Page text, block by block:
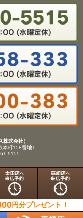
式会社）
本町158番地1
9155
Reserved.
円分プレゼント！